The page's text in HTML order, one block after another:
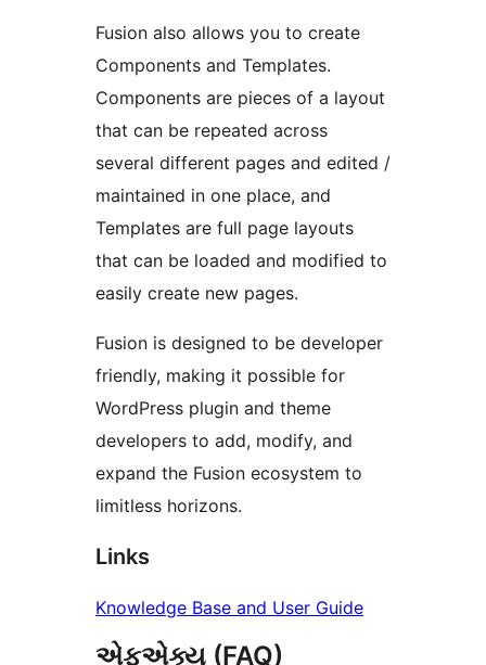
Fusion also allows you to create
Components and Templates.
Components are pieces of a layout
that can be repeated across
several different pages and edited /
maintained in one place, and
Templates are full page layouts
that can be loaded and modified to
easily create new pages.
Fusion is designed to be developer
friendly, making it possible for
WordPress plugin and theme
developers to add, modify, and
expand the Fusion ecosystem to
limitless horizons.
Links
Knowledge Base and User Guide
એફએક્યુ (FAQ)